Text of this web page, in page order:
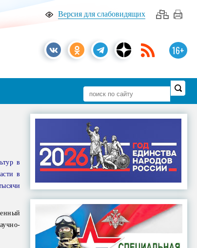
Версия для слабовидящих
16+
в
в